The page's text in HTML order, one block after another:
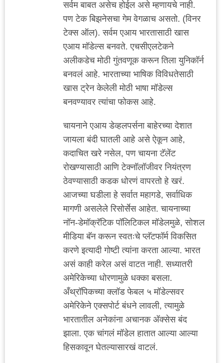
सर्वम बाबत असेच होईल असे म्हणायचे नाही.
पण टेक बिझनेसचा गेम वेगळाच असतो. (विनर
टेक्स ऑल). सर्वम एआय भारतासाठी खास
एआय मॉडेल्स बनवते. एचसीएलटेकने
अलीकडेच मोठी गुंतवणूक करून तिला युनिकॉर्न
बनवलं आहे. भारताच्या भाषिक विविधतेसाठी
खास ट्रेन केलेली मोठी भाषा मॉडेल्स
बनवण्यावर त्यांचा फोकस आहे.
चायनाने एआय डेव्हलपर्सना बाहेरच्या देशात
जायला बंदी घातली आहे असे ऐकून आहे,
कदाचित खरे नसेल, पण चायना टॅलेंट
रोखण्यासाठी आणि टेक्नॉलॉजीवर नियंत्रण
ठेवण्यासाठी कडक धोरणं वापरतो हे खरं.
आजच्या घडीला हे सर्वात महागडे, सर्वाधिक
मागणी असलेले रिसोर्सेस आहेत. चायनाच्या
नॉन-डेमॉक्रॅटिक पॉलिटिकल मॉडेलमुळे, सोशल
मीडिया बॅन करून स्वतःचे प्लॅटफॉर्म विकसित
करणे इत्यादी गोष्टी त्यांना करता आल्या. भारत
असं काही करेल असं वाटत नाही. सध्यातरी
अमेरिकेच्या धोरणामुळे धक्का बसला.
अँथ्रॉपिकच्या क्लॉड फेबल ५ मॉडेल्सवर
अमेरिकेने एक्सपोर्ट बंधने लावली, त्यामुळे
भारतातील अनेकांना अचानक अ‍ॅक्सेस बंद
झाला. एक चांगलं मॉडेल हातात आल्या आल्या
हिसकावून घेतल्यासारखं वाटलं.